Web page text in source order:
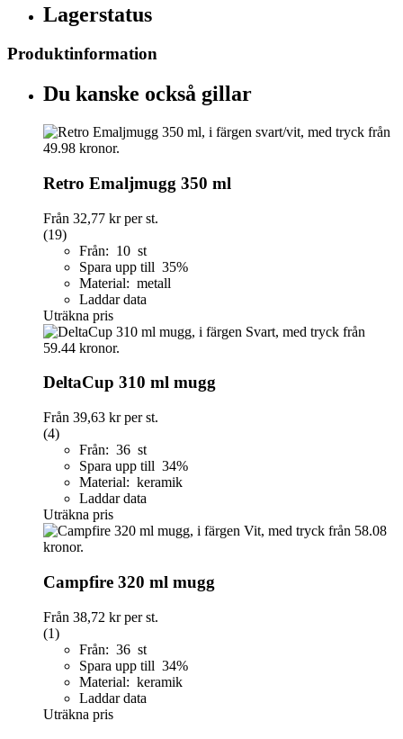
Lagerstatus
Produktinformation
Du kanske också gillar
Retro Emaljmugg 350 ml
Från 32,77 krper st.
(19)
Från: 10 st
Spara upp till 35%
Material: metall
Laddar data
Uträkna pris
DeltaCup 310 ml mugg
Från 39,63 krper st.
(4)
Från: 36 st
Spara upp till 34%
Material: keramik
Laddar data
Uträkna pris
Campfire 320 ml mugg
Från 38,72 krper st.
(1)
Från: 36 st
Spara upp till 34%
Material: keramik
Laddar data
Uträkna pris